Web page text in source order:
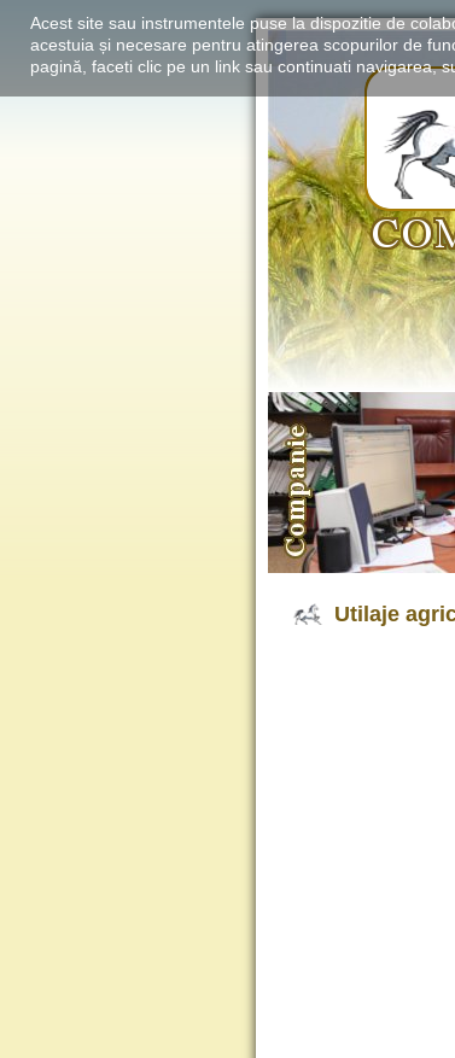
Utilaje
Acest site sau instrumentele puse la dispozitie de
acestuia și necesare pentru atingerea scopurilor de
pagină, faceti clic pe un link sau continuati navigarea,